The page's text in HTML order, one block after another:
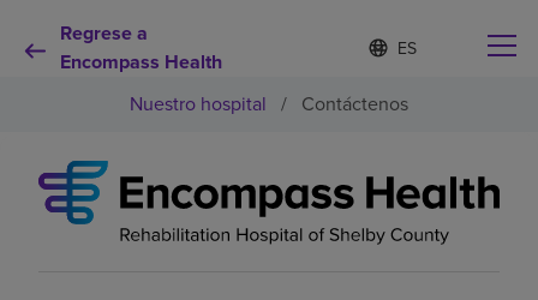
Regrese a
Encompass Health
Lista
de
contraída
d
o
s
e
e
Por qué debe elegirnos
Nuestro hospital / Contáctenos